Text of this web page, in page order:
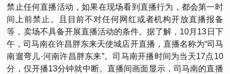
禁止任何直播活动，如果在现场看到直播行为，都会第一时
间上前禁止。且目前不对任何网红或者机构开放直播报备
等，卖场不具备开展直播活动的条件。据了解，10月13日下
午，司马南在许昌胖东来天使城店开直播，直播名称为“司马
南遛弯儿·河南许昌胖东来”。司马南开播时间为当天17点10
分，仅开播13分钟就中断。直播间画面显示，司马南的直播